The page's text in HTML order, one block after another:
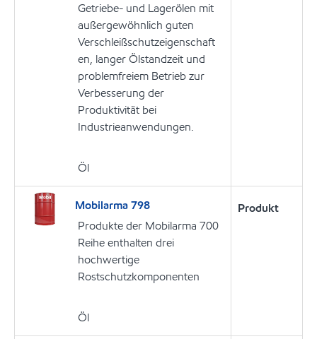
Getriebe- und Lagerölen mit
außergewöhnlich guten
Verschleißschutzeigenschaft
en, langer Ölstandzeit und
problemfreiem Betrieb zur
Verbesserung der
Produktivität bei
Industrieanwendungen.
Öl
Mobilarma 798
Produkte der Mobilarma 700
Reihe enthalten drei
hochwertige
Rostschutzkomponenten
Öl
Produkt